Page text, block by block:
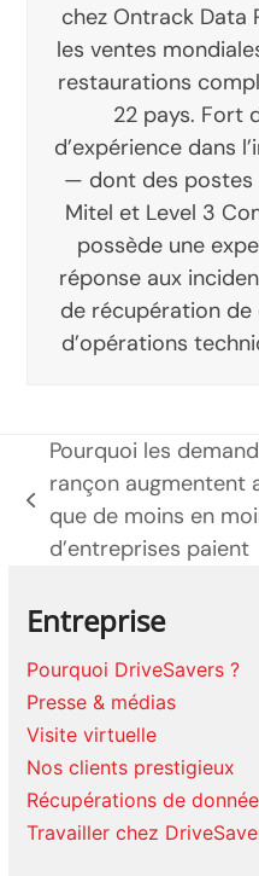
chez Ontrack Data
les ventes
restaurations
22 pays. Fort
d’expérience dans
— dont des postes
Mitel et Level 3
possède une
réponse aux
de récupération
d’opérations
poste
précédent:
Pourquoi les
rançon augmentent
que de moins en
d’entreprises paient
Entreprise
Pourquoi DriveSavers ?
Presse & médias
Visite virtuelle
Nos clients prestigieux
Récupérations de
Travailler chez